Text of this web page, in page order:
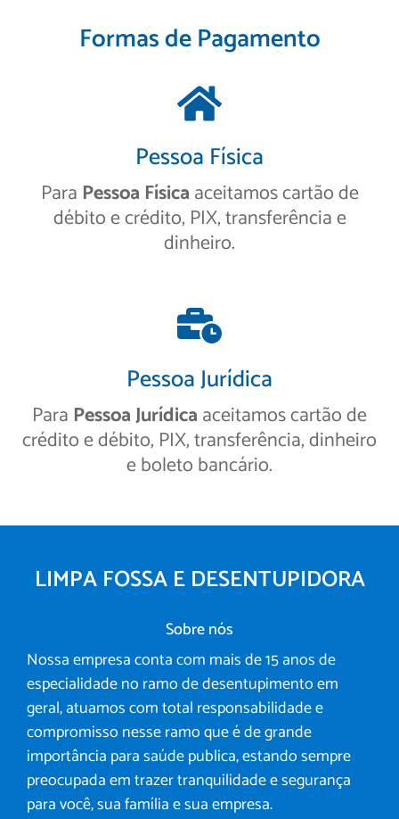
Formas de Pagamento
Pessoa Física
Para Pessoa Físicaaceitamos cartão de
débito e crédito, PIX, transferência e
dinheiro.
Pessoa Jurídica
Para Pessoa Jurídicaaceitamos cartão de
crédito e débito, PIX, transferência, dinheiro
e boleto bancário.
LIMPA FOSSA E DESENTUPIDORA
Sobre nós
Nossa empresa conta com mais de 15 anos de
especialidade no ramo de desentupimento em
geral, atuamos com total responsabilidade e
compromisso nesse ramo que é de grande
importância para saúde publica, estando sempre
preocupada em trazer tranquilidade e segurança
para você, sua família e sua empresa.